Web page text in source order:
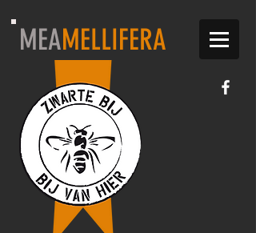
MEAMELLIFERA